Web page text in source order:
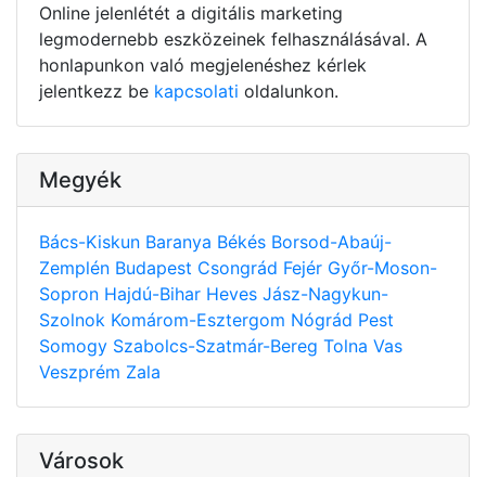
Online jelenlétét a digitális marketing
legmodernebb eszközeinek felhasználásával. A
honlapunkon való megjelenéshez kérlek
jelentkezz be kapcsolati oldalunkon.
Megyék
Bács-Kiskun Baranya Békés Borsod-Abaúj-
Zemplén Budapest Csongrád Fejér Győr-Moson-
Sopron Hajdú-Bihar Heves Jász-Nagykun-
Szolnok Komárom-Esztergom Nógrád Pest
Somogy Szabolcs-Szatmár-Bereg Tolna Vas
Veszprém Zala
Városok